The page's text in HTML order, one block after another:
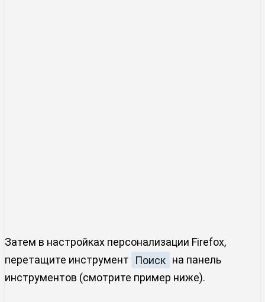
Затем в настройках персонализации Firefox,
перетащите инструмент
Поиск на панель
инструментов (смотрите пример ниже).